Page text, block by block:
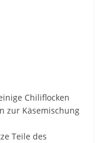
Chiliflocken
zur Käsemischung
Teile des